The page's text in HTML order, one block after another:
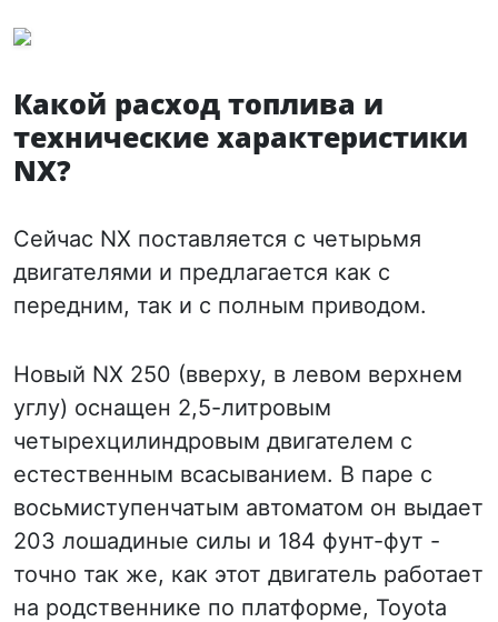
Какой расход топлива и
технические характеристики
NX?
Сейчас NX поставляется с четырьмя
двигателями и предлагается как с
передним, так и с полным приводом.
Новый NX 250 (вверху, в левом верхнем
углу) оснащен 2,5-литровым
четырехцилиндровым двигателем с
естественным всасыванием. В паре с
восьмиступенчатым автоматом он выдает
203 лошадиные силы и 184 фунт-фут -
точно так же, как этот двигатель работает
на родственнике по платформе, Toyota